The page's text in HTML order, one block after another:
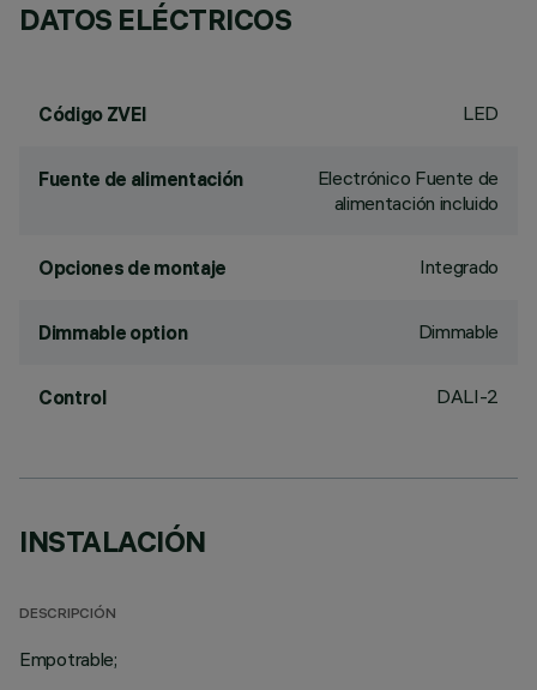
DATOS ELÉCTRICOS
Código ZVEI LED
Fuente de alimentación
Electrónico Fuente de
alimentación incluido
Opciones de montaje Integrado
Dimmable option Dimmable
Control DALI-2
INSTALACIÓN
DESCRIPCIÓN
Empotrable;